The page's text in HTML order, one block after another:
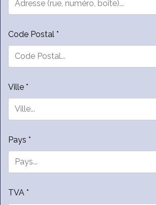
Code Postal *
Ville *
Pays *
TVA *